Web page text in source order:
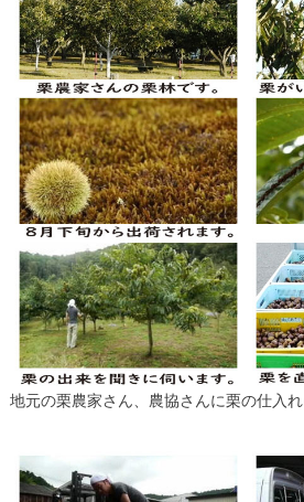
地元の栗農家さん、農協さんに栗の仕入れ